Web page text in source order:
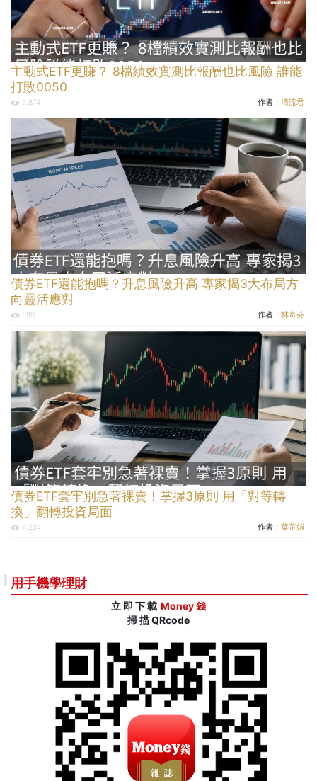
主動式ETF更賺？ 8檔績效實測比報酬也比風險 誰能
打敗0050
9,874 作者： 清流君
債券ETF還能抱嗎？升息風險升高 專家揭3大布局方
向靈活應對
690 作者： 林奇芬
債券ETF套牢別急著裸賣！掌握3原則 用「對等轉
換」翻轉投資局面
4,234 作者： 葉芷娟
用手機學理財
立 即 下 載 Money 錢
掃 描 QRcode